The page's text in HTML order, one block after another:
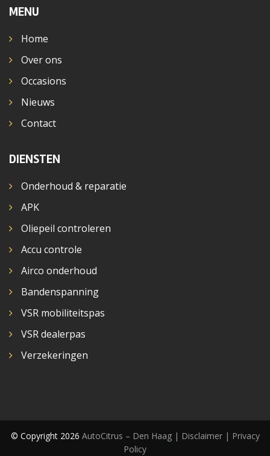
MENU
Home
Over ons
Occasions
Nieuws
Contact
DIENSTEN
Onderhoud & reparatie
APK
Oliepeil controleren
Accu controle
Airco onderhoud
Bandenspanning
VSR mobiliteitspas
VSR dealerpas
Verzekeringen
© Copyright 2026 AutoCitrus – Den Haag | Disclaimer | Privacy
Policy